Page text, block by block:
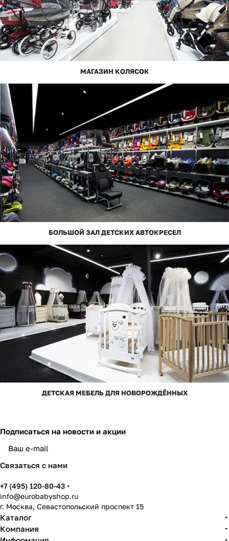
МАГАЗИН КОЛЯСОК
БОЛЬШОЙ ЗАЛ ДЕТСКИХ АВТОКРЕСЕЛ
ДЕТСКАЯ МЕБЕЛЬ ДЛЯ НОВОРОЖДЁННЫХ
Подписаться на новости и акции
Связаться с нами
+7 (495) 120-80-43
info@eurobabyshop.ru
г. Москва, Севастопольский проспект 15
Каталог
Компания